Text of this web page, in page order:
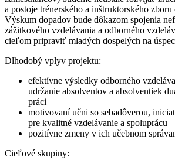
a postoje trénerského a inštruktorského zboru
Výskum dopadov bude dôkazom spojenia
zážitkového vzdelávania a odborného
cieľom pripraviť mladých dospelých na
Dlhodobý vplyv projektu:
efektívne výsledky odborného
udržanie absolventov a absolventiek
práci
motivovaní učni so sebadôverou,
pre kvalitné vzdelávanie a spoluprácu
pozitívne zmeny v ich učebnom
Cieľové skupiny: